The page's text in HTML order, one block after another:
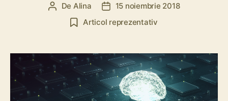
i
A
r
De Alina
D
a
r
t
i
c
15 noiembrie 2018
Articol reprezentativ